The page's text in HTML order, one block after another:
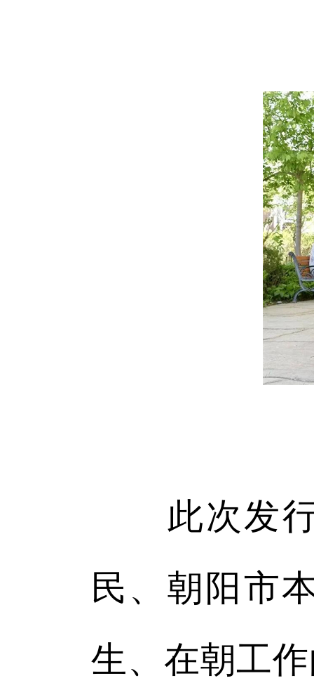
此次发行
民、朝阳市
生、在朝工